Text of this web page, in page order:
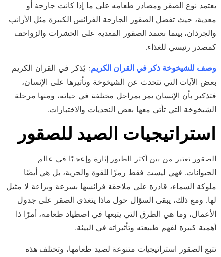
يعتمد نوع الصقر ومصادر طعامه على ما إذا كانت جارحة أو
معدية، حيث تفضل الصقور الجارحة الفرائس الكبيرة مثل الأرانب
والجرذان، بينما تعتمد الصقور المعدية على الحشرات والزواحف
كمصدر رئيسي للغذاء.
وصف للشيخوخة ذكر في القران الكريم: يُذكر في القرآن الكريم
بعض الآيات التي تتحدث عن الشيخوخة وتأثيرها على الإنسان،
فتذكير بأن الإنسان يمر بمراحل مختلفة في حياته، ومنها مرحلة
الشيخوخة التي تأتي معها بعض التحديات والاختبارات.
استراتيجيات الصيد للصقور
الصقور تعتبر من بين أكثر الطيور إثارة وإعجابًا في عالم
الحيوانات. فهي ليست فقط رمزًا للقوة والحرية، بل هي أيضًا
ملوكة السماء، قادرة على ملاحقة فرائسها بسرعة وبراعة لا مثيل
لها. ومع ذلك، يبقى السؤال حول ماذا يتغذى الصقر على جدول
الأعمال، وما هي الطرق التي يتبعها في اصطياد طعامه، أمرًا ذا
أهمية كبيرة لفهم طبيعته وتأثيراته في البيئة.
تتبع الصقور استراتيجيات متنوعة لصيد طعامها، وتختلف هذه